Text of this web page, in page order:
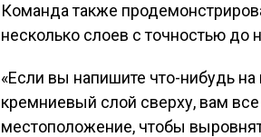
Команда также
несколько слоев с точностью до
«Если вы напишите что-нибудь
кремниевый слой сверху, вам
местоположение, чтобы